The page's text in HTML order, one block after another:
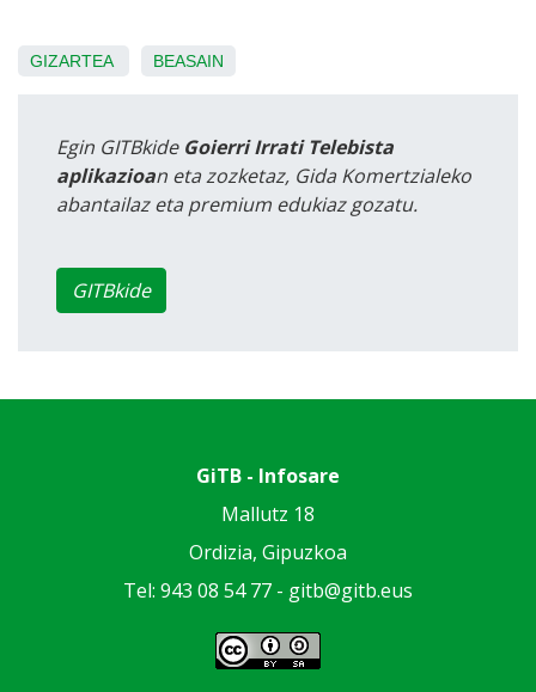
GIZARTEA BEASAIN
Egin GITBkide Goierri Irrati Telebista
aplikazioan eta zozketaz, Gida Komertzialeko
abantailaz eta premium edukiaz gozatu.
GITBkide
GiTB - Infosare
Mallutz 18
Ordizia, Gipuzkoa
Tel: 943 08 54 77 - gitb@gitb.eus